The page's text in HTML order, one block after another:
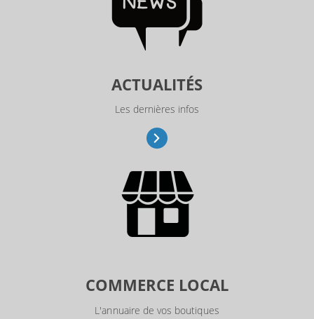
ACTUALITÉS
Les dernières infos
COMMERCE LOCAL
L'annuaire de vos boutiques